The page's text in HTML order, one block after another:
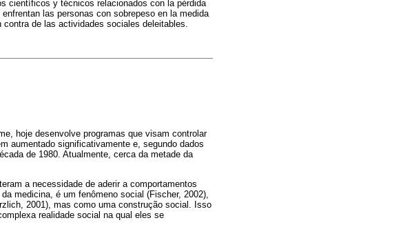
científicos y técnicos relacionados con la pérdida
las personas con sobrepeso en la medida
de las actividades sociales deleitables.
hoje desenvolve programas que visam controlar
aumentado significativamente e, segundo dados
de 1980. Atualmente, cerca da metade da
a necessidade de aderir a comportamentos
medicina, é um fenômeno social (Fischer, 2002),
2001), mas como uma construção social. Isso
realidade social na qual eles se